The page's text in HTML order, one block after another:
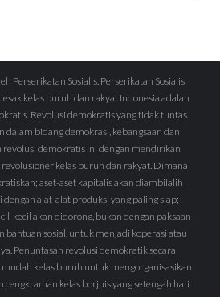
Perserikatan Sosialis. Perserikatan Sosialis
kelas buruh dan rakyat Indonesia adalah
Revolusi demokratis yang tidak tuntas
dalam bidang demokrasi, kebangsaan dan
revolusi demokratis ini dengan mendirikan
kelas buruh dan rakyat. Dimana
aset-aset kapitalis akan diambilalih
alat-alat produksi yang paling siap;
kecil akan didorong, bukan dengan paksaan
bantuan sosial, untuk menjadi koperasi atau
Penuntasan revolusi demokratik secara
kelas buruh untuk mengorganisasikan
cengkraman kelas borjuis yang setengah hati